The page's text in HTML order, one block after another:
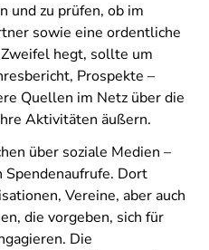
und zu prüfen, ob im
sowie eine ordentliche
hegt, sollte um
Prospekte –
Quellen im Netz über die
Aktivitäten äußern.
über soziale Medien –
Spendenaufrufe. Dort
Vereine, aber auch
die vorgeben, sich für
Die